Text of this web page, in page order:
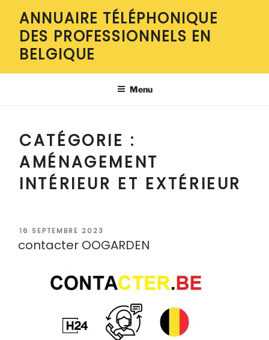
contenu
principal
ANNUAIRE TÉLÉPHONIQUE
DES PROFESSIONNELS EN
BELGIQUE
Menu
CATÉGORIE :
AMÉNAGEMENT
INTÉRIEUR ET EXTÉRIEUR
PUBLIÉ
16 SEPTEMBRE 2023
contacter OOGARDEN